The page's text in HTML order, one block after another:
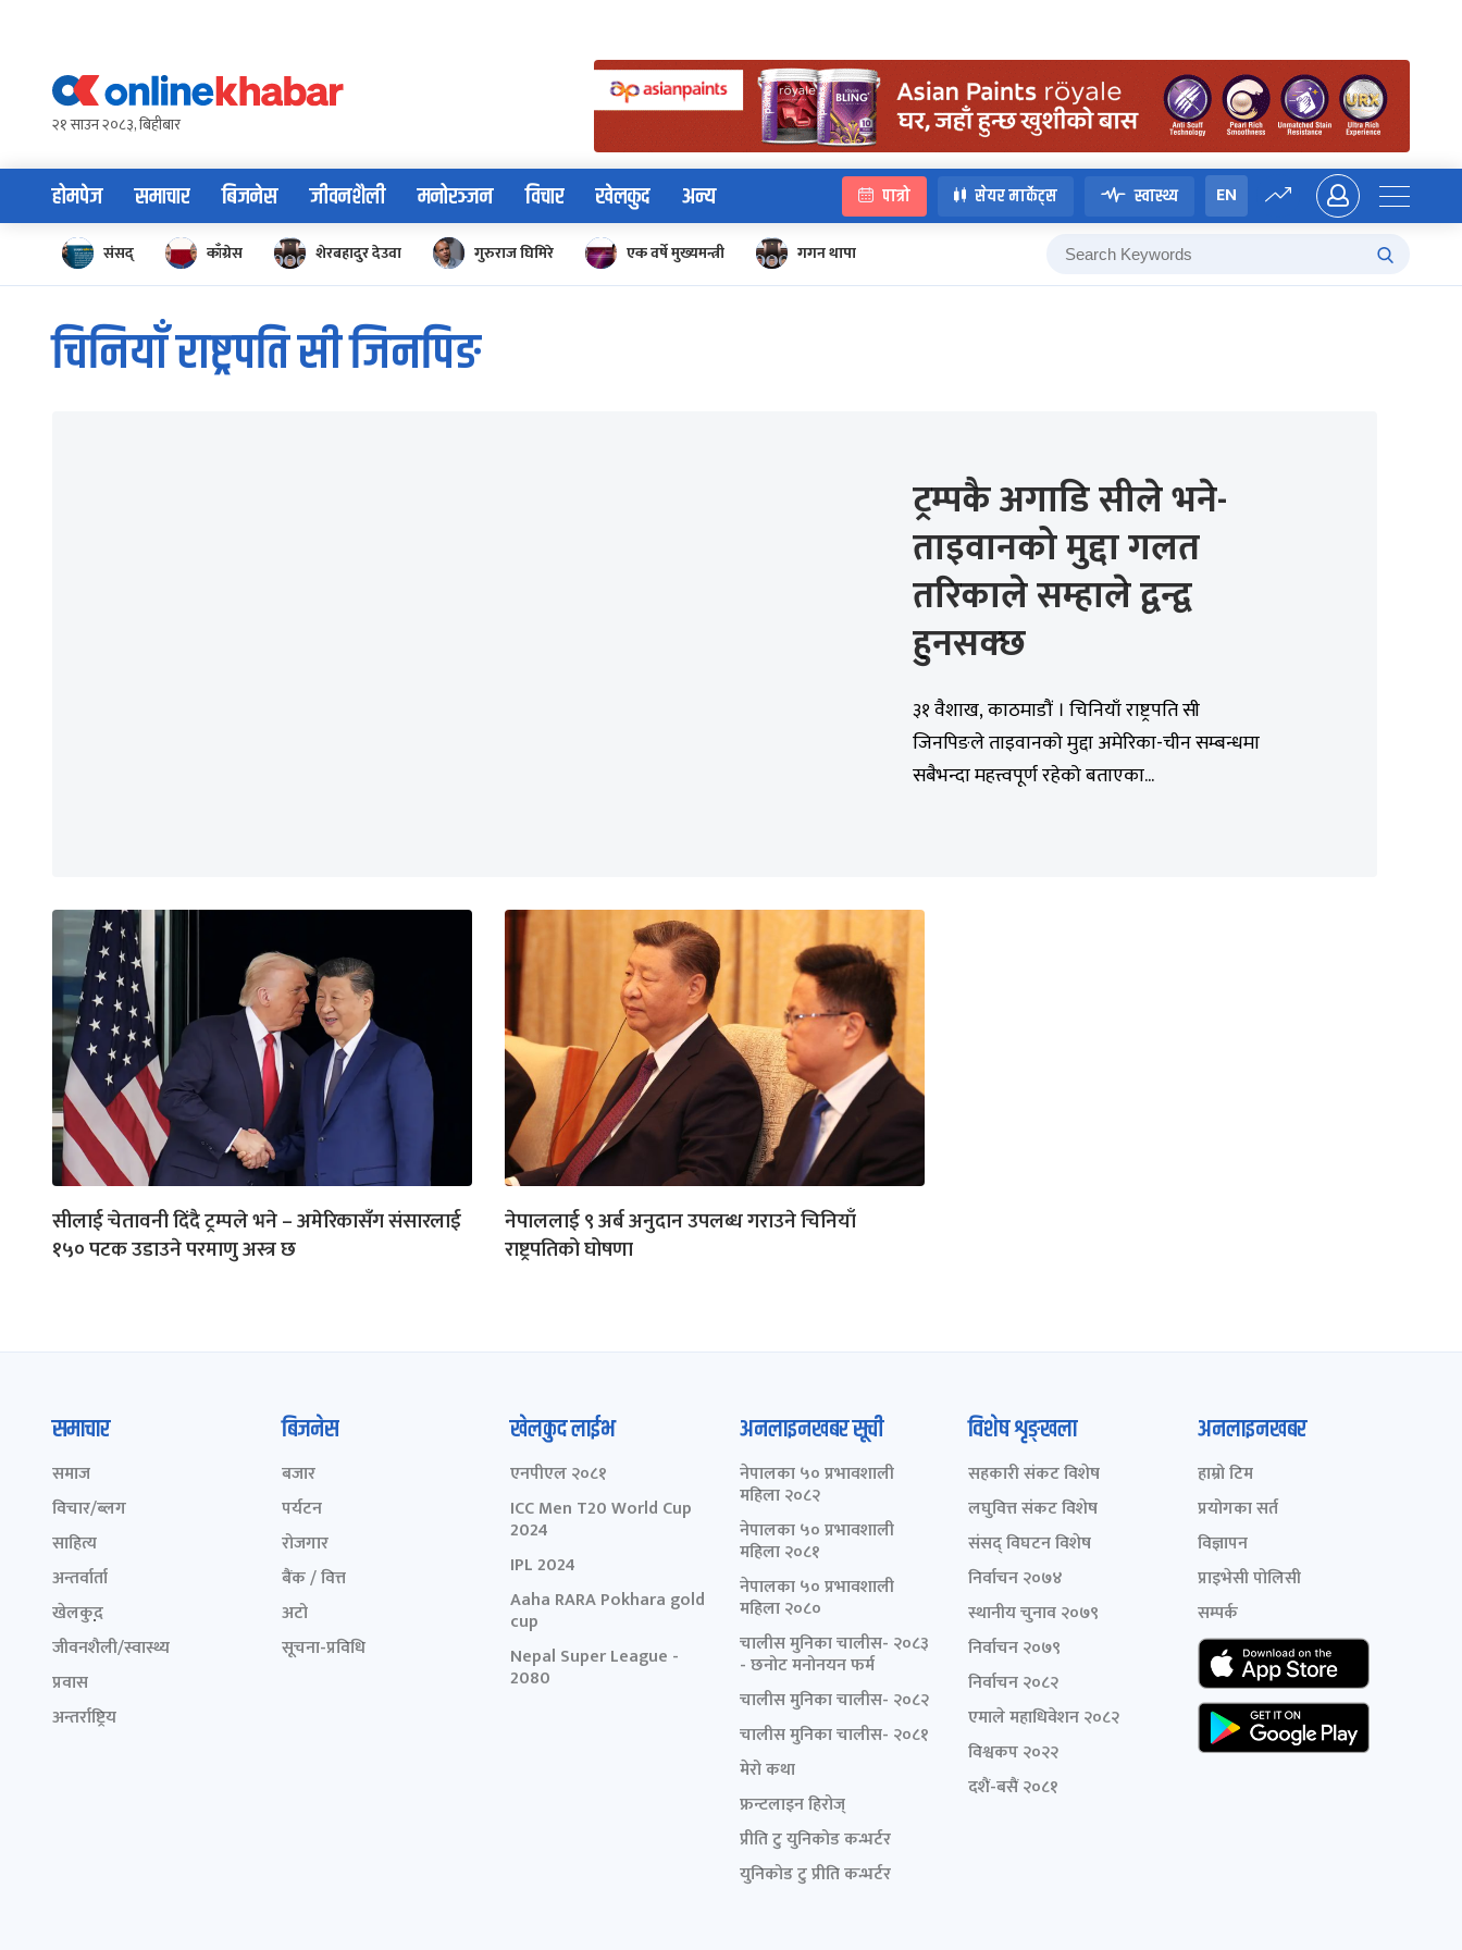
content२१ साउन २०८३, बिहीबार
होमपेज समाचार बिजनेस जीवनशैली मनोरञ्जन विचार खेलकुद अन्य पात्रो सेयर मार्केट्स स्वास्थ्य EN
संसद् काँग्रेस शेरबहादुर देउवा गुरुराज घिमिरे एक वर्षे मुख्यमन्त्री गगन थापा
चिनियाँ राष्ट्रपति सी जिनपिङ
ट्रम्पकै अगाडि सीले भने-
ताइवानको मुद्दा गलत
तरिकाले सम्हाले द्वन्द्व
हुनसक्छ
३१ वैशाख, काठमाडौं । चिनियाँ राष्ट्रपति सी
जिनपिङले ताइवानको मुद्दा अमेरिका-चीन सम्बन्धमा
सबैभन्दा महत्त्वपूर्ण रहेको बताएका...
सीलाई चेतावनी दिंदै ट्रम्पले भने – अमेरिकासँग संसारलाई
१५० पटक उडाउने परमाणु अस्त्र छ
नेपाललाई ९ अर्ब अनुदान उपलब्ध गराउने चिनियाँ
राष्ट्रपतिको घोषणा
समाचार
समाज
विचार/ब्लग
साहित्य
अन्तर्वार्ता
खेलकुद़़
जीवनशैली/स्वास्थ्य
प्रवास
अन्तर्राष्ट्रिय
बिजनेस
बजार
पर्यटन
रोजगार
बैंक / वित्त
अटो
सूचना-प्रविधि
खेलकुद लाईभ
एनपीएल २०८१
ICC Men T20 World Cup
2024
IPL 2024
Aaha RARA Pokhara gold
cup
Nepal Super League -
2080
अनलाइनखबर सूची
नेपालका ५० प्रभावशाली
महिला २०८२
नेपालका ५० प्रभावशाली
महिला २०८१
नेपालका ५० प्रभावशाली
महिला २०८०
चालीस मुनिका चालीस- २०८३
- छनोट मनोनयन फर्म
चालीस मुनिका चालीस- २०८२
चालीस मुनिका चालीस- २०८१
मेरो कथा
फ्रन्टलाइन हिरोज्
प्रीति टु युनिकोड कन्भर्टर
युनिकोड टु प्रीति कन्भर्टर
विशेष शृङ्खला
सहकारी संकट विशेष
लघुवित्त संकट विशेष
संसद् विघटन विशेष
निर्वाचन २०७४
स्थानीय चुनाव २०७९
निर्वाचन २०७९
निर्वाचन २०८२
एमाले महाधिवेशन २०८२
विश्वकप २०२२
दशैं-बसैं २०८१
अनलाइनखबर
हाम्रो टिम
प्रयोगका सर्त
विज्ञापन
प्राइभेसी पोलिसी
सम्पर्क